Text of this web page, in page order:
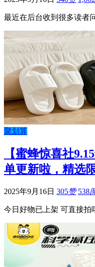
最近在后台收到很多读者
聚划算
【蜜蜂惊喜社
单更新啦，精选
2025年9月16日 305赞 538
今日好物已上架 可直接